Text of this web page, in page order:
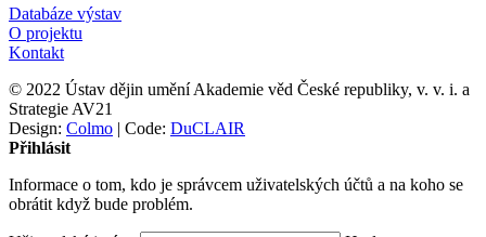
Databáze výstav
O projektu
Kontakt
© 2022 Ústav dějin umění Akademie věd České republiky, v. v. i. a
Strategie AV21
Design: Colmo | Code: DuCLAIR
Přihlásit
Informace o tom, kdo je správcem uživatelských účtů a na koho se
obrátit když bude problém.